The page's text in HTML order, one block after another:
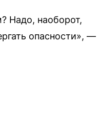
Надо, наоборот,
опасности», —